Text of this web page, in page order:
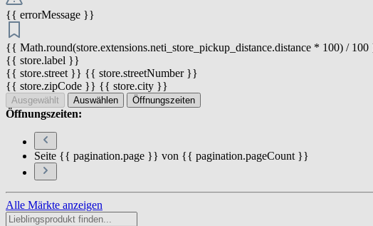
{{ errorMessage }}
{{ Math.round(store.extensions.neti_store_pickup_distance.distance * 100) /
{{ store.label }}
{{ store.street }} {{ store.streetNumber }}
{{ store.zipCode }} {{ store.city }}
Ausgewählt Auswählen Öffnungszeiten
Öffnungszeiten:
Seite {{ pagination.page }} von {{ pagination.pageCount }}
Alle Märkte anzeigen